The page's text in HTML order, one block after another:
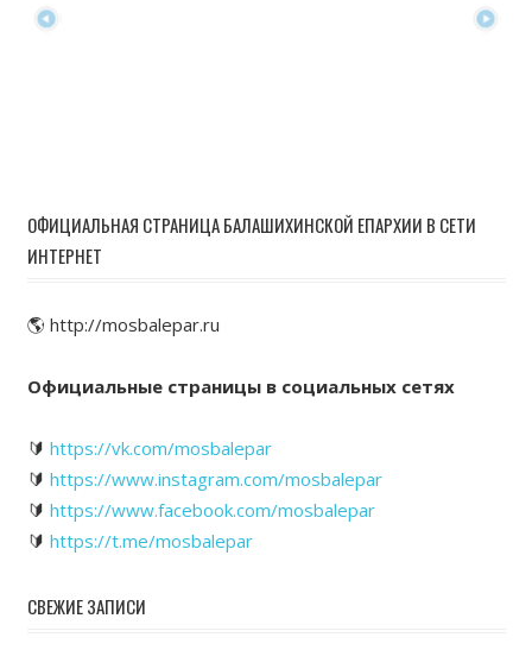
ОФИЦИАЛЬНАЯ СТРАНИЦА БАЛАШИХИНСКОЙ ЕПАРХИИ В СЕТИ
ИНТЕРНЕТ
🌎 http://mosbalepar.ru
Официальные страницы в социальных сетях
🔰 https://vk.com/mosbalepar
🔰 https://www.instagram.com/mosbalepar
🔰 https://www.facebook.com/mosbalepar
🔰 https://t.me/mosbalepar
СВЕЖИЕ ЗАПИСИ